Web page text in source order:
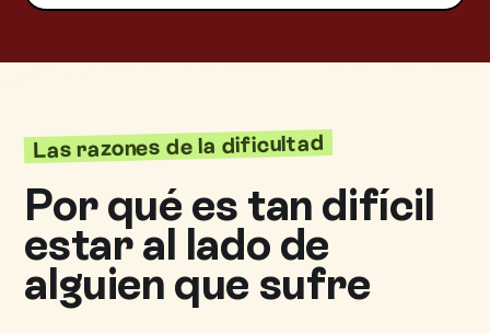
Las razones de la dificultad
Por qué es tan difícil
estar al lado de
alguien que sufre